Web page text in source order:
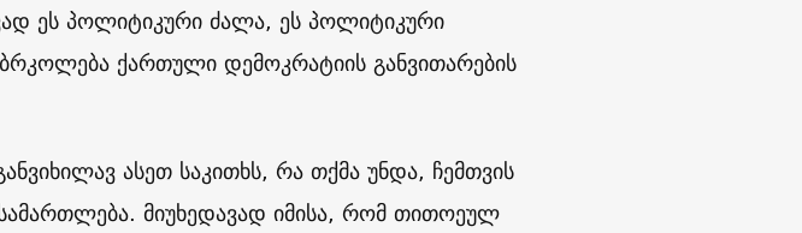
ეს პოლიტიკური ძალა, ეს პოლიტიკური
ქართული დემოკრატიის განვითარების
ასეთ საკითხს, რა თქმა უნდა, ჩემთვის
მიუხედავად იმისა, რომ თითოეულ